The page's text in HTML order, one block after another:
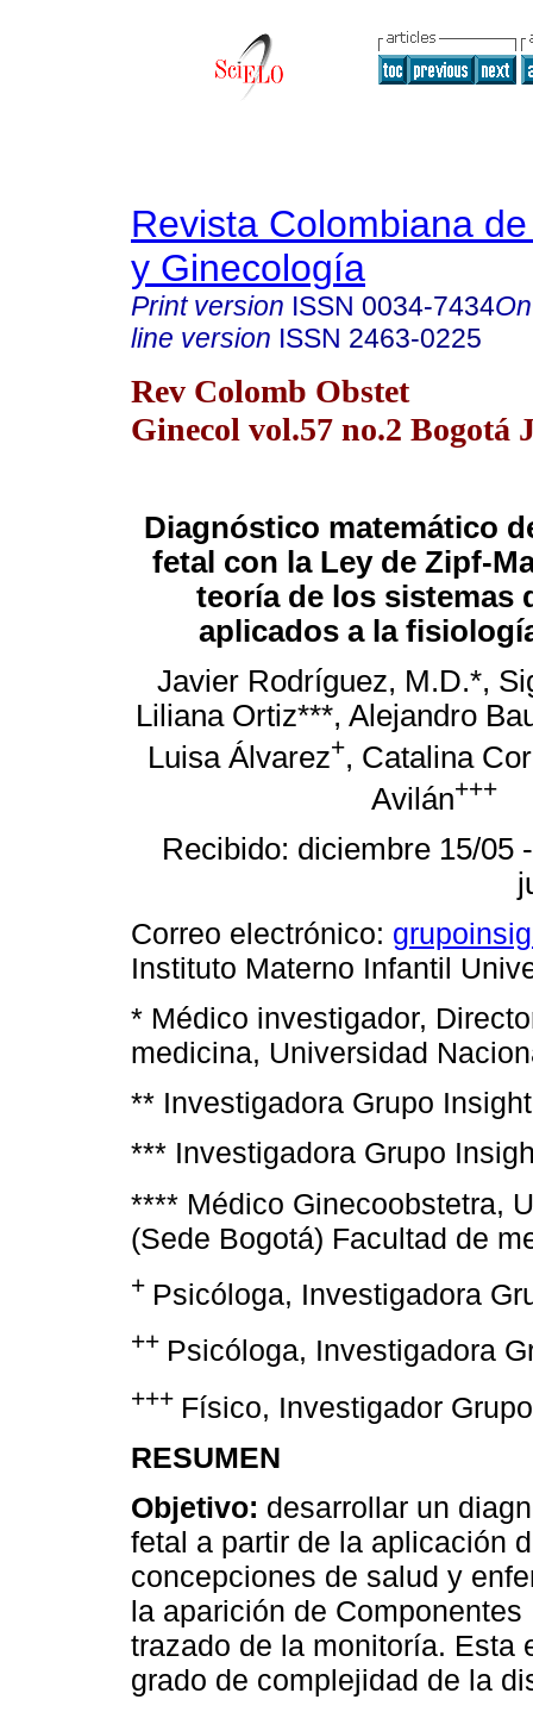
Revista Colombiana
y Ginecología
Print version ISSN 0034-7434
line version ISSN 2463-0225
Rev Colomb Obstet
Ginecol vol.57 no.2 Bogotá
Diagnóstico matemático
fetal con la Ley de Zipf-
teoría de los sistemas
aplicados a la
Javier Rodríguez, M.D.*,
Liliana Ortiz***, Alejandro
Luisa Álvarez+, Catalina
Avilán+++
Recibido: diciembre 15/05
Correo electrónico:
Instituto Materno Infantil
* Médico investigador,
medicina, Universidad
** Investigadora Grupo Insight
*** Investigadora Grupo
**** Médico Ginecoobstetra,
(Sede Bogotá) Facultad de
+ Psicóloga, Investigadora
++ Psicóloga, Investigadora
+++ Físico, Investigador
RESUMEN
Objetivo: desarrollar un
fetal a partir de la aplicación
concepciones de salud y
la aparición de
trazado de la monitoría. Esta
grado de complejidad de la